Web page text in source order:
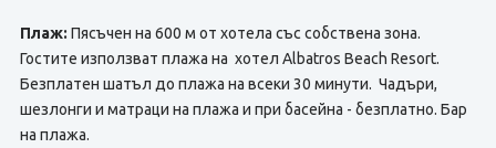
Плаж: Пясъчен на 600 м от хотела със собствена зона.
Гостите използват плажа на хотел Albatros Beach Resort.
Безплатен шатъл до плажа на всеки 30 минути. Чадъри,
шезлонги и матраци на плажа и при басейна - безплатно. Бар
на плажа.